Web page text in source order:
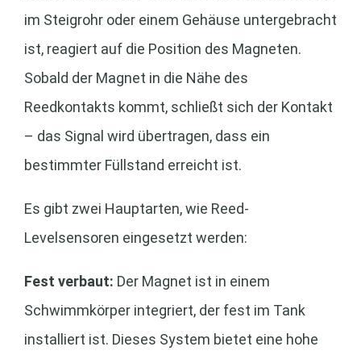
im Steigrohr oder einem Gehäuse untergebracht
ist, reagiert auf die Position des Magneten.
Sobald der Magnet in die Nähe des
Reedkontakts kommt, schließt sich der Kontakt
– das Signal wird übertragen, dass ein
bestimmter Füllstand erreicht ist.
Es gibt zwei Hauptarten, wie Reed-
Levelsensoren eingesetzt werden:
Fest verbaut: Der Magnet ist in einem
Schwimmkörper integriert, der fest im Tank
installiert ist. Dieses System bietet eine hohe